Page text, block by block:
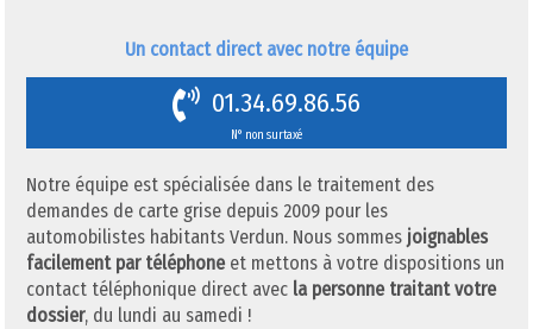
Un contact direct avec notre équipe
01.34.69.86.56
N° non surtaxé
Notre équipe est spécialisée dans le traitement des
demandes de carte grise depuis 2009 pour les
automobilistes habitants Verdun. Nous sommes joignables
facilement par téléphone et mettons à votre dispositions un
contact téléphonique direct avec la personne traitant votre
dossier, du lundi au samedi !